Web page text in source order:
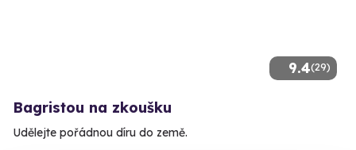
9.4(29)
Bagristou na zkoušku
Udělejte pořádnou díru do země.